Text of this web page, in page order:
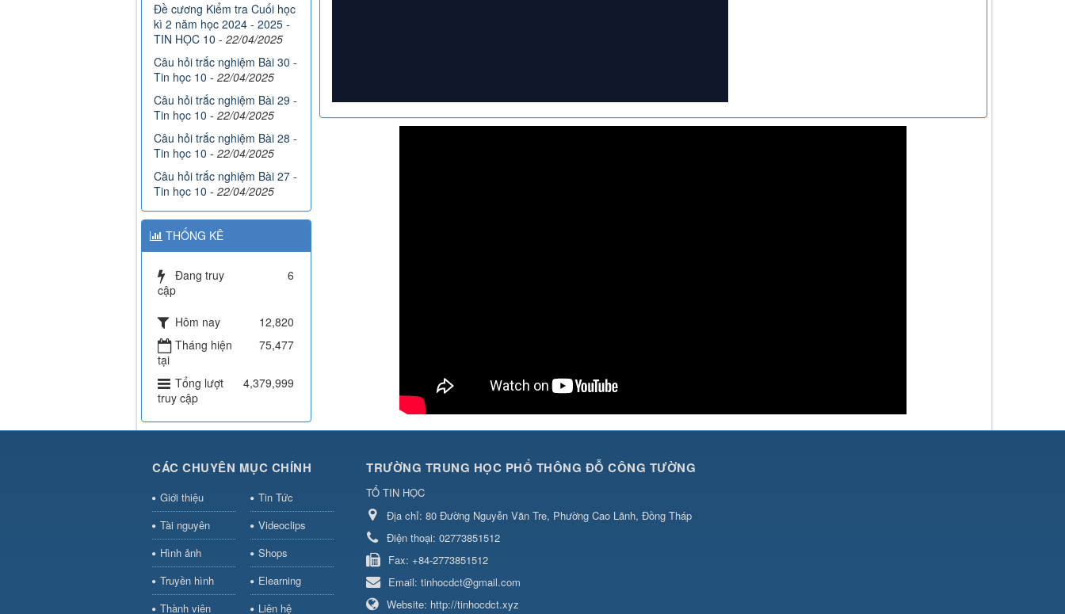
Đề cương Kiểm tra Cuối học
kì 2 năm học 2024 - 2025 -
TIN HỌC 10 - 22/04/2025
Câu hỏi trắc nghiệm Bài 30 -
Tin học 10 - 22/04/2025
Câu hỏi trắc nghiệm Bài 29 -
Tin học 10 - 22/04/2025
Câu hỏi trắc nghiệm Bài 28 -
Tin học 10 - 22/04/2025
Câu hỏi trắc nghiệm Bài 27 -
Tin học 10 - 22/04/2025
THỐNG KÊ
Đang truy
cập
6
Hôm nay
12,820
Tháng hiện
tại
75,477
Tổng lượt
truy cập
4,379,999
CÁC CHUYÊN MỤC CHÍNH
Giới thiệu
Tin Tức
Tài nguyên
Videoclips
Hình ảnh
Shops
Truyền hình
Elearning
Thành viên
Liên hệ
TRƯỜNG TRUNG HỌC PHỔ THÔNG ĐỖ CÔNG TƯỜNG
TỔ TIN HỌC
Địa chỉ: 80 Đường Nguyễn Văn Tre, Phường Cao Lãnh, Đồng Tháp
Điện thoại: 02773851512
Fax: +84-2773851512
Email: tinhocdct@gmail.com
Website: http://tinhocdct.xyz